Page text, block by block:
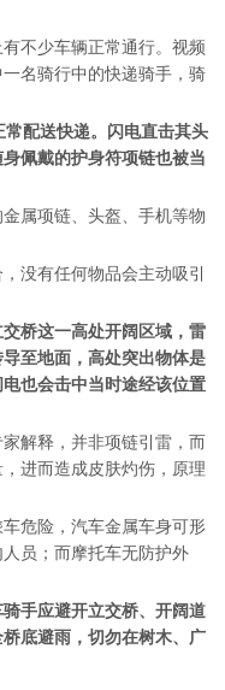
不少车辆正常通行。视频
名骑行中的快递骑手，骑
配送快递。闪电直击其头
佩戴的护身符项链也被当
属项链、头盔、手机等物
没有任何物品会主动吸引
桥这一高处开阔区域，雷
至地面，高处突出物体是
也会击中当时途经该位置
解释，并非项链引雷，而
进而造成皮肤灼伤，原理
危险，汽车金属车身可形
员；而摩托车无防护外
手应避开立交桥、开阔道
底避雨，切勿在树木、广